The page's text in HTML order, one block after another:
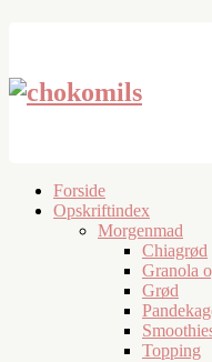
Forside
Opskriftindex
Morgenmad
Chiagrød
Granola
Grød
Topping